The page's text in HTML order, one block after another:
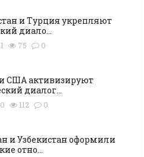
и Турция укрепляют
диало...
75 0
и США активизируют
диалог...
112 0
и Узбекистан оформили
отно...